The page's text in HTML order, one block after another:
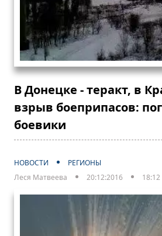
В Донецке - теракт, в
взрыв боеприпасов:
боевики
НОВОСТИ
РЕГИОНЫ
Леся Матвеева
20:12:2016 18:12